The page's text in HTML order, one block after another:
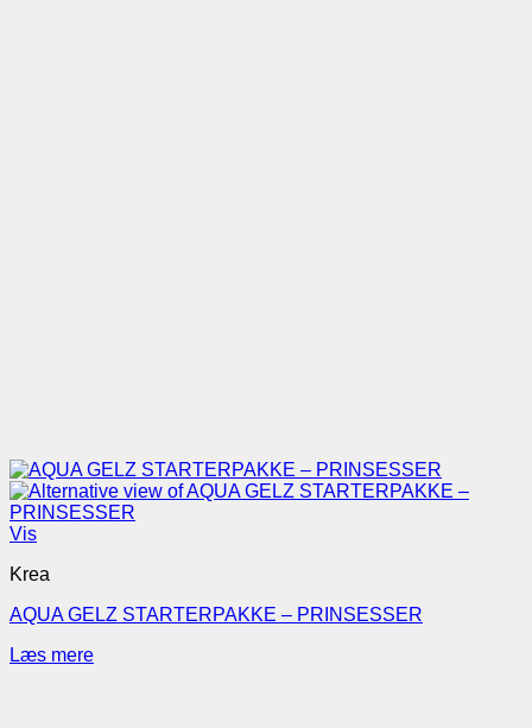
Vis
Krea
AQUA GELZ STARTERPAKKE – PRINSESSER
Læs mere